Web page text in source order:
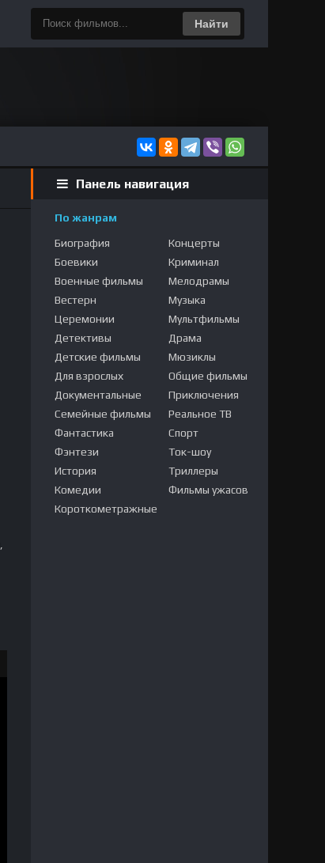
Найти
Панель навигация
По жанрам
Биография
Боевики
Военные фильмы
Вестерн
Церемонии
Детективы
Детские фильмы
Для взрослых
Документальные
Семейные фильмы
Фантастика
Фэнтези
История
Комедии
Короткометражные
Концерты
Криминал
Мелодрамы
Музыка
Мультфильмы
Драма
Мюзиклы
Общие фильмы
Приключения
Реальное ТВ
Спорт
Ток-шоу
Триллеры
Фильмы ужасов